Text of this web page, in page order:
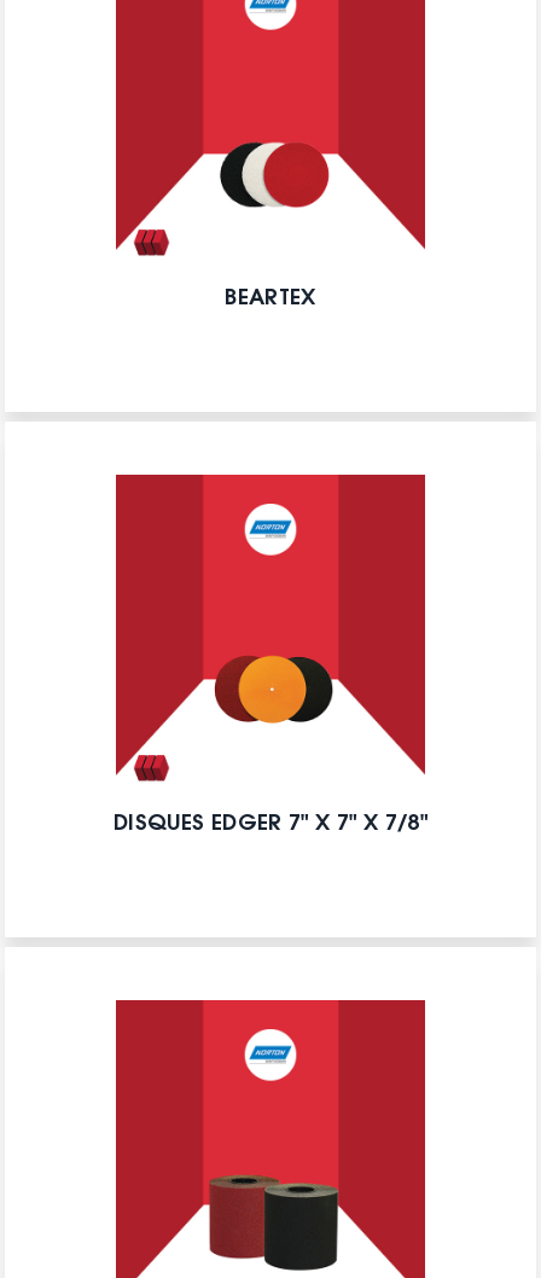
BEARTEX
DISQUES EDGER 7" X 7" X 7/8"